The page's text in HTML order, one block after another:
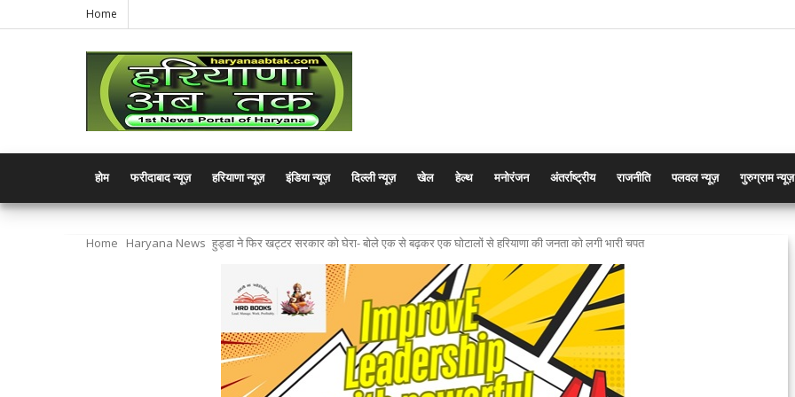
Home
होम फरीदाबाद न्यूज़ हरियाणा न्यूज़ इंडिया न्यूज़ दिल्ली न्यूज़ खेल हेल्थ मनोरंजन अंतर्राष्ट्रीय राजनीति पलवल न्यूज़ गुरुग्राम न्यूज़
Home Haryana News हुड्डा ने फिर खट्टर सरकार को घेरा- बोले एक से बढ़कर एक घोटालों से हरियाणा की जनता को लगी भारी चपत